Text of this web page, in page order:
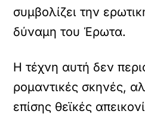
συμβολίζει την
δύναμη του Έρωτα.
Η τέχνη αυτή δεν
ρομαντικές σκηνές,
επίσης θεϊκές